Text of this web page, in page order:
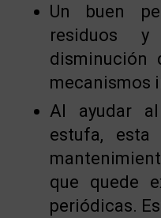
Un buen
residuos
disminución
mecanismos
Al ayudar
estufa, esta
que quede
periódicas.